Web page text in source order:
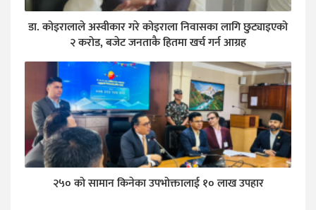
डा. कोइरालाले अस्वीकार गरे कोइराला निवासका लागि छुट्याइएको
२ करोड, बजेट जनताकै हितमा खर्च गर्न आग्रह
२५० को सामान किनेका उपभोक्तालाई १० लाख उपहार